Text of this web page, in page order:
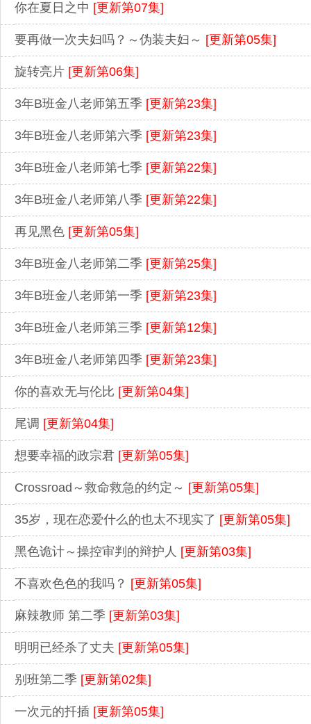
你在夏日之中 [更新第07集]
要再做一次夫妇吗？～伪装夫妇～ [更新第05集]
旋转亮片 [更新第06集]
3年B班金八老师第五季 [更新第23集]
3年B班金八老师第六季 [更新第23集]
3年B班金八老师第七季 [更新第22集]
3年B班金八老师第八季 [更新第22集]
再见黑色 [更新第05集]
3年B班金八老师第二季 [更新第25集]
3年B班金八老师第一季 [更新第23集]
3年B班金八老师第三季 [更新第12集]
3年B班金八老师第四季 [更新第23集]
你的喜欢无与伦比 [更新第04集]
尾调 [更新第04集]
想要幸福的政宗君 [更新第05集]
Crossroad～救命救急的约定～ [更新第05集]
35岁，现在恋爱什么的也太不现实了 [更新第05集]
黑色诡计～操控审判的辩护人 [更新第03集]
不喜欢色色的我吗？ [更新第05集]
麻辣教师 第二季 [更新第03集]
明明已经杀了丈夫 [更新第05集]
别班第二季 [更新第02集]
一次元的扦插 [更新第05集]